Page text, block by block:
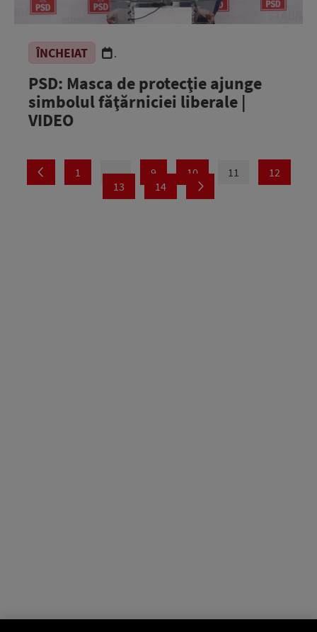
ÎNCHEIAT .
PSD: Masca de protecţie ajunge
simbolul făţărniciei liberale |
VIDEO
1 … 9 10 11
12
13
14